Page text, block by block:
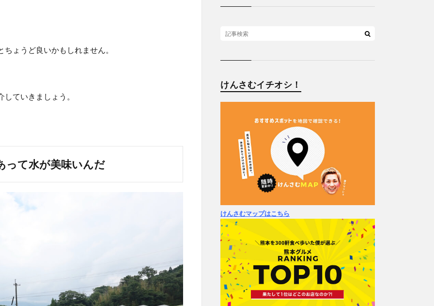
ょうど良いかもしれません。
ていきましょう。
って水が美味いんだ
けんさむイチオシ！
けんさむマップはこちら